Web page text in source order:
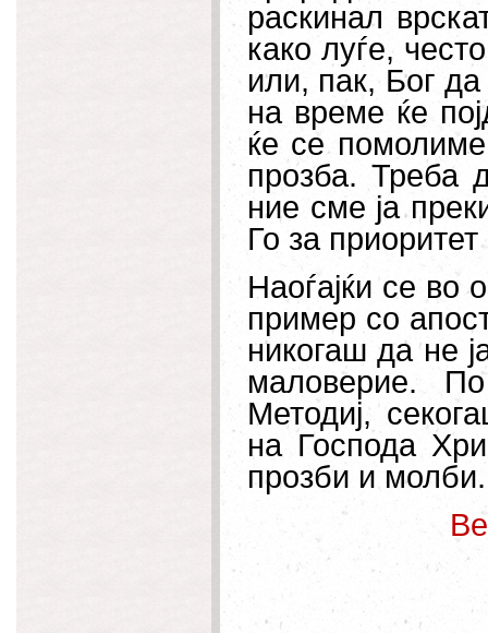
раскинал
како луѓе,
или, пак, Бог
на време ќе
ќе се
прозба. Треба
ние сме ја
Го за
Наоѓајќи се во
пример со
никогаш да не
маловерие.
Методиј,
на Господа
прозби и